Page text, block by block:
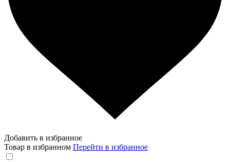
Добавить в избранное
Товар в избранном Перейти в избранное